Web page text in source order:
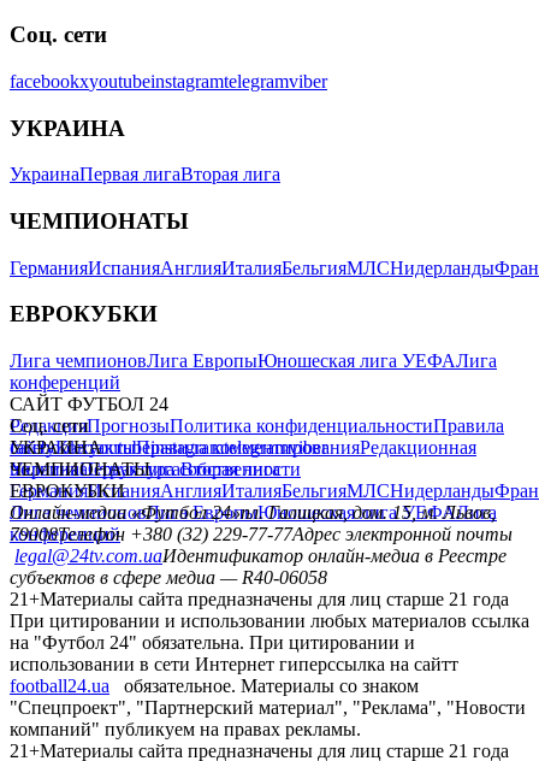
Соц. сети
facebookxyoutubeinstagramtelegramviber
УКРАИНА
УкраинаПервая лигаВторая лига
ЧЕМПИОНАТЫ
ГерманияИспанияАнглияИталияБельгияМЛСНидерланды
ЕВРОКУБКИ
Лига чемпионовЛига ЕвропыЮношеская лига УЕФАЛига
конференций
САЙТ ФУТБОЛ 24
РедакцияПрогнозыПолитика конфиденциальностиПравила
сайтуКонтактыПравила комментированияРедакционная
политикаСтруктура собственности
Соц. сети
facebookxyoutubeinstagramtelegramviber
УКРАИНА
УкраинаПервая лигаВторая лига
ЧЕМПИОНАТЫ
ГерманияИспанияАнглияИталияБельгияМЛСНидерланды
ЕВРОКУБКИ
Лига чемпионовЛига ЕвропыЮношеская лига УЕФАЛига
конференций
Онлайн-медиа «Футбол 24»пл. Галицкая, дом. 15, м. Львов,
79008Телефон +380 (32) 229-77-77Адрес электронной почты
legal@24tv.com.uaИдентификатор онлайн-медиа в Реестре
субъектов в сфере медиа — R40-06058
21+Материалы сайта предназначены для лиц старше 21 года
При цитировании и использовании любых материалов ссылка
на "Футбол 24" обязательна. При цитировании и
использовании в сети Интернет гиперссылка на сайтт
football24.ua
обязательное. Материалы со знаком
"Спецпроект", "Партнерский материал", "Реклама", "Новости
компаний" публикуем на правах рекламы.
21+Материалы сайта предназначены для лиц старше 21 года